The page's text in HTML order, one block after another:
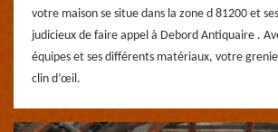
votre maison se situe dans la zone d 81200 et
judicieux de faire appel à Debord Antiquaire .
équipes et ses différents matériaux, votre
clin d’œil.